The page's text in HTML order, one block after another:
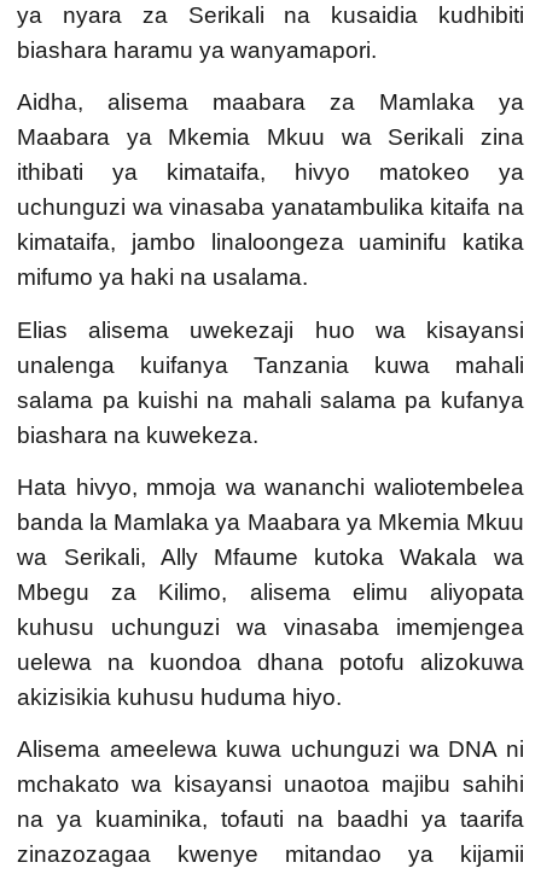
ya nyara za Serikali na kusaidia kudhibiti
biashara haramu ya wanyamapori.
Aidha, alisema maabara za Mamlaka ya
Maabara ya Mkemia Mkuu wa Serikali zina
ithibati ya kimataifa, hivyo matokeo ya
uchunguzi wa vinasaba yanatambulika kitaifa na
kimataifa, jambo linaloongeza uaminifu katika
mifumo ya haki na usalama.
Elias alisema uwekezaji huo wa kisayansi
unalenga kuifanya Tanzania kuwa mahali
salama pa kuishi na mahali salama pa kufanya
biashara na kuwekeza.
Hata hivyo, mmoja wa wananchi waliotembelea
banda la Mamlaka ya Maabara ya Mkemia Mkuu
wa Serikali, Ally Mfaume kutoka Wakala wa
Mbegu za Kilimo, alisema elimu aliyopata
kuhusu uchunguzi wa vinasaba imemjengea
uelewa na kuondoa dhana potofu alizokuwa
akizisikia kuhusu huduma hiyo.
Alisema ameelewa kuwa uchunguzi wa DNA ni
mchakato wa kisayansi unaotoa majibu sahihi
na ya kuaminika, tofauti na baadhi ya taarifa
zinazozagaa kwenye mitandao ya kijamii